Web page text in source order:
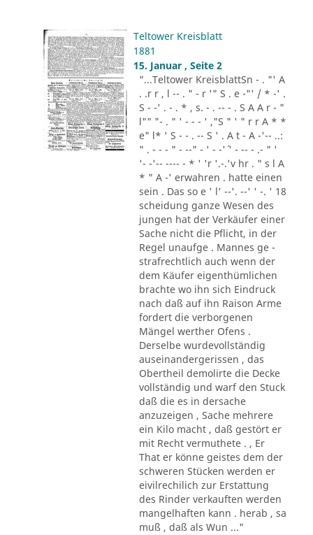
Teltower Kreisblatt
1881
15. Januar , Seite 2
"...Teltower KreisblattSn - . "' A
. .r r , l -- . " - r '" S . e -"' / * -' .
S - -' . - . * , s. - . -- - . S A A r - "
l"" "- . " ' - - - ' ,"S " ' " r r A * *
e" l* ' S - - . -- S ' . A t - A -'-- ..:
" . - - - " - --" - ' - -'´ ' - -- - .- " '
'- -'-- ---- - * ' 'r '.-.'v hr . " s l A
* " A -' erwahren . hatte einen
sein . Das so e ' l' --'. --' ' -. ' 18
scheidung ganze Wesen des
jungen hat der Verkäufer einer
Sache nicht die Pflicht, in der
Regel unaufge . Mannes ge -
strafrechtlich auch wenn der
dem Käufer eigenthümlichen
brachte wo ihn sich Eindruck
nach daß auf ihn Raison Arme
fordert die verborgenen
Mängel werther Ofens .
Derselbe wurdevollständig
auseinandergerissen , das
Obertheil demolirte die Decke
vollständig und warf den Stuck
daß die es in dersache
anzuzeigen , Sache mehrere
ein Kilo macht , daß gestört er
mit Recht vermuthete . , Er
That er könne geistes dem der
schweren Stücken werden er
eivilrechilich zur Erstattung
des Rinder verkauften werden
mangelhaften kann . herab , sa
muß , daß als Wun ..."